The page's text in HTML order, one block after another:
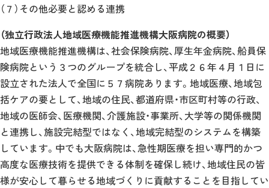
（７）その他必要と認める連携
（独立行政法人地域医療機能推進機構大阪病院の概要）
地域医療機能推進機構は、社会保険病院、厚生年金病院、船員保
険病院という３つのグループを統合し、平成２６年４月１日に
設立された法人で全国に５７病院あります。地域医療、地域包
括ケアの要として、地域の住民、都道府県・市区町村等の行政、
地域の医師会、医療機関、介護施設・事業所、大学等の関係機関
と連携し、施設完結型ではなく、地域完結型のシステムを構築
しています。中でも大阪病院は、急性期医療を担い専門的かつ
高度な医療技術を提供できる体制を確保し続け、地域住民の皆
様が安心して暮らせる地域づくりに貢献することを目指してい